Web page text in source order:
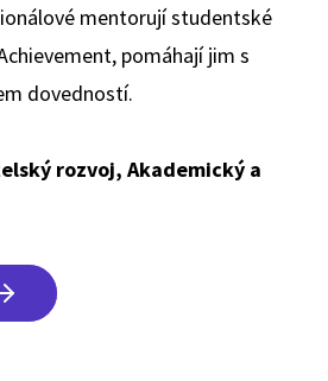
mentorují studentské
pomáhají jim s
dovedností.
rozvoj, Akademický a